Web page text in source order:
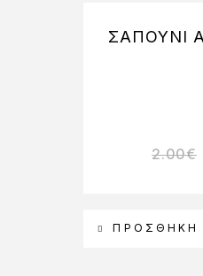
ΠΡΟΣΘΉΚΗ
ΣΑΠΟΥΝΙ
2.00€